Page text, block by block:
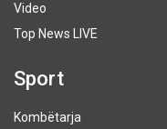
Video
Top News LIVE
Sport
Kombëtarja